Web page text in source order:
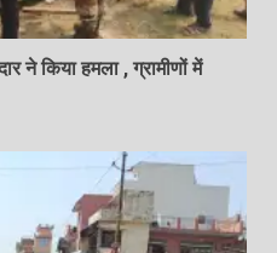
ने किया हमला , ग्रामीणों में